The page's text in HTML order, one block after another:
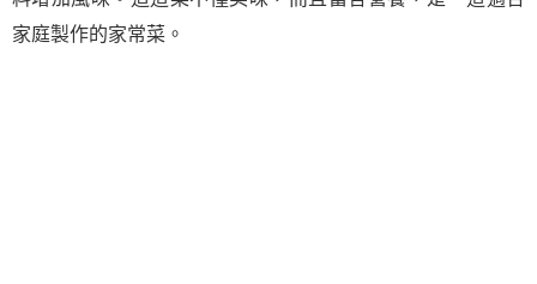
家庭製作的家常菜。